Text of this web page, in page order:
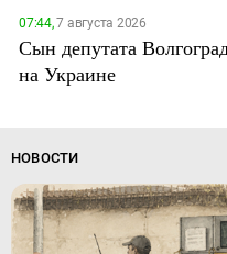
07:44,7 августа 2026
Сын депутата
на Украине
НОВОСТИ